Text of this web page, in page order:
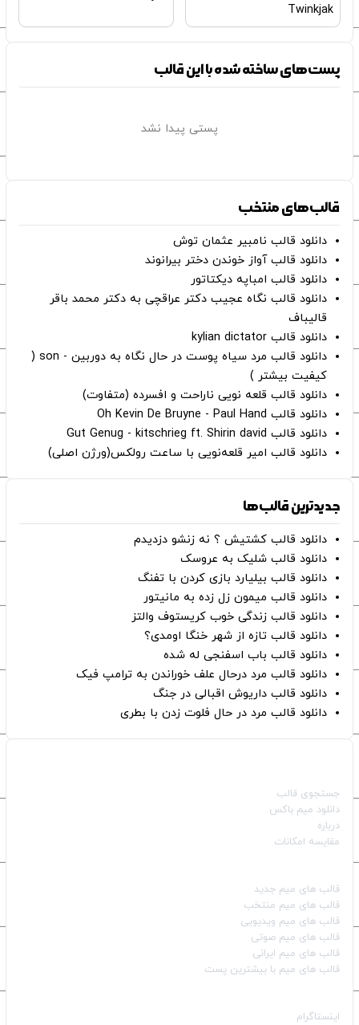
Twinkjak
پست‌های ساخته شده با این قالب
پستی پیدا نشد
قالب‌های منتخب
دانلود قالب نامبیر عثمان ‌توش
دانلود قالب آواز خوندن دختر بیرانوند
دانلود قالب امباپه دیکتاتور
دانلود قالب نگاه عجیب دکتر عراقچی به دکتر محمد باقر
قالیباف
دانلود قالب kylian dictator
دانلود قالب مرد سیاه پوست در حال نگاه به دوربین - son (
کیفیت بیشتر )
دانلود قالب قلعه نویی ناراحت و افسرده (متفاوت)
دانلود قالب Oh Kevin De Bruyne - Paul Hand
دانلود قالب Gut Genug - kitschrieg ft. Shirin david
دانلود قالب امیر قلعه‌نویی با ساعت رولکس(ورژن اصلی)
جدیدترین قالب‌ها
دانلود قالب کشتیش ؟ نه زنشو دزدیدم
دانلود قالب شلیک به عروسک
دانلود قالب بیلیارد بازی کردن با تفنگ
دانلود قالب میمون زل زده به مانیتور
دانلود قالب زندگی خوب کریستوف والتز
دانلود قالب تازه از شهر خنگا اومدی؟
دانلود قالب باب اسفنجی له شده
دانلود قالب مرد درحال علف خوراندن به ترامپ فیک
دانلود قالب داریوش اقبالی در جنگ
دانلود قالب مرد در حال فلوت زدن با بطری
جستجوی قالب
دانلود میم باکس
درباره
مقایسه امکانات
قالب‌ های میم جدید
قالب‌ های میم منتخب
قالب‌ های میم ویدیویی
قالب‌ های میم صوتی
قالب‌ های میم ایرانی
قالب‌ های میم با بیشترین پست
اینستاگرام